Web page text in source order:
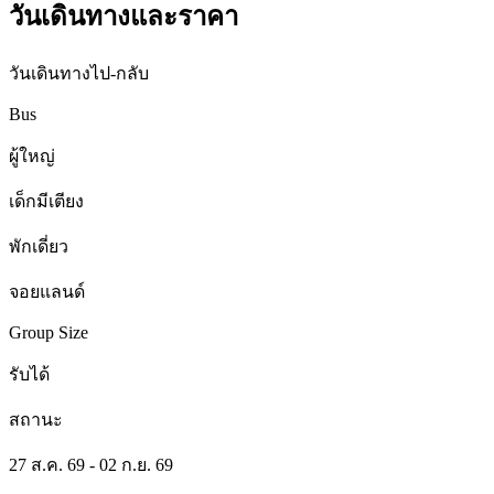
วันเดินทางและราคา
วันเดินทางไป-กลับ
Bus
ผู้ใหญ่
เด็กมีเตียง
พักเดี่ยว
จอยแลนด์
Group Size
รับได้
สถานะ
27 ส.ค. 69 - 02 ก.ย. 69